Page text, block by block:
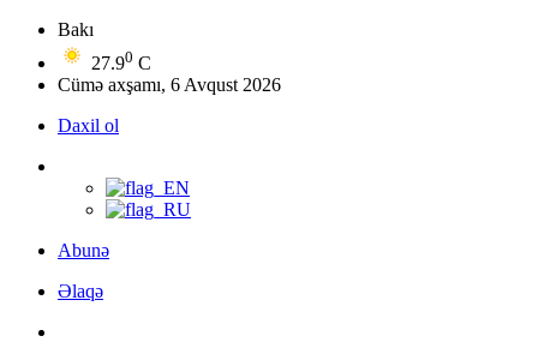
Bakı
27.90 C
Cümə axşamı, 6 Avqust 2026
Daxil ol
Abunə
Əlaqə